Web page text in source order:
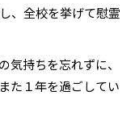
、全校を挙げて慰霊
気持ちを忘れずに、
た１年を過ごしてい